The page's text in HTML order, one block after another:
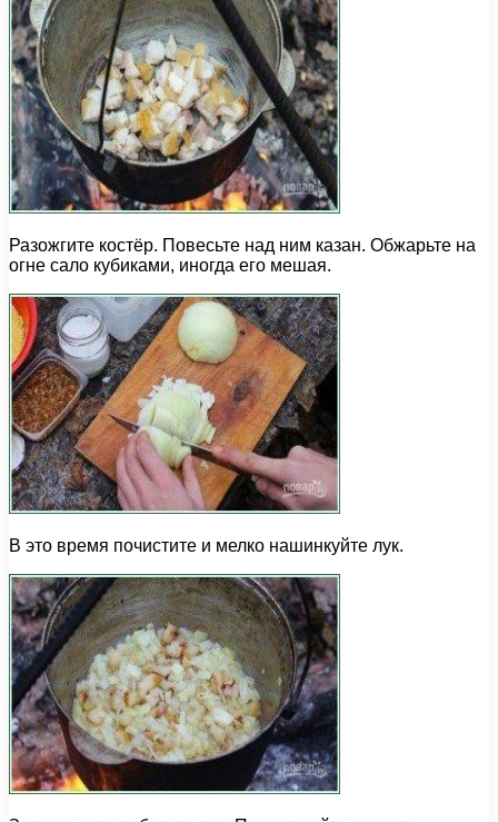
Разожгите костёр. Повесьте над ним казан. Обжарьте на
огне сало кубиками, иногда его мешая.
В это время почистите и мелко нашинкуйте лук.